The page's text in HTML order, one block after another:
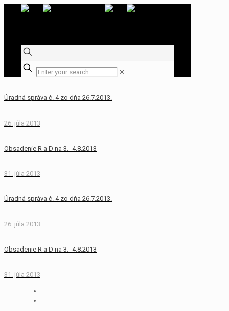
✕
Úradná správa č. 4 zo dňa 26.7.2013.
26. júla 2013
Obsadenie R a D na 3.- 4.8.2013
31. júla 2013
Úradná správa č. 4 zo dňa 26.7.2013.
26. júla 2013
Obsadenie R a D na 3.- 4.8.2013
31. júla 2013